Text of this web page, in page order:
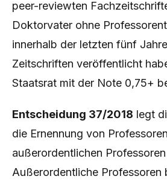
peer-reviewten
Doktorvater ohne
innerhalb der letzten fünf
Zeitschriften veröffentlicht
Staatsrat mit der Note 0,75+
Entscheidung 37/2018 legt
die Ernennung von
außerordentlichen
Außerordentliche Professoren